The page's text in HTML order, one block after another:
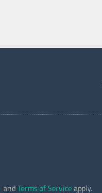
andTerms of Serviceapply.